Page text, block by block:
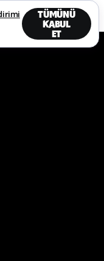
TÜMÜNÜ
KABUL
ET